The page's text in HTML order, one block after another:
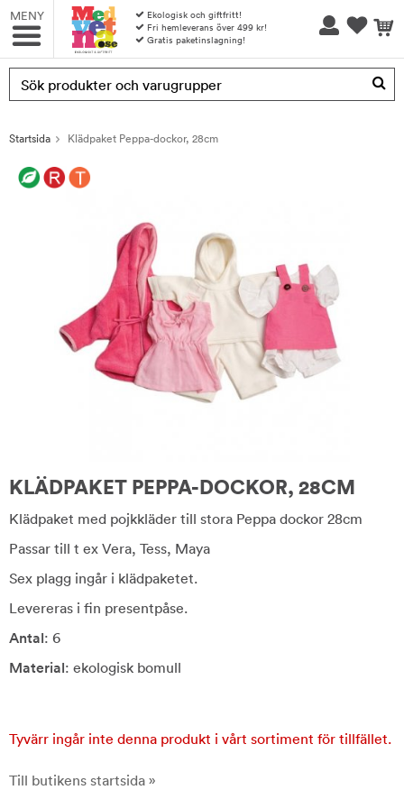
MENY
Ekologisk och giftfritt!
Fri hemleverans över 499 kr!
Gratis paketinslagning!
Produkten har blivit tillagd i varukorgen
Startsida Klädpaket Peppa-dockor, 28cm
KLÄDPAKET PEPPA-DOCKOR, 28CM
Klädpaket med pojkkläder till stora Peppa dockor 28cm
Passar till t ex Vera, Tess, Maya
Sex plagg ingår i klädpaketet.
Levereras i fin presentpåse.
Antal: 6
Material: ekologisk bomull
Tyvärr ingår inte denna produkt i vårt sortiment för tillfället.
Till butikens startsida »